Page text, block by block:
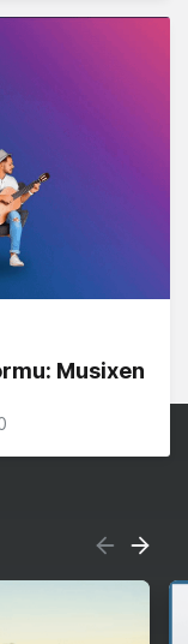
Musixen